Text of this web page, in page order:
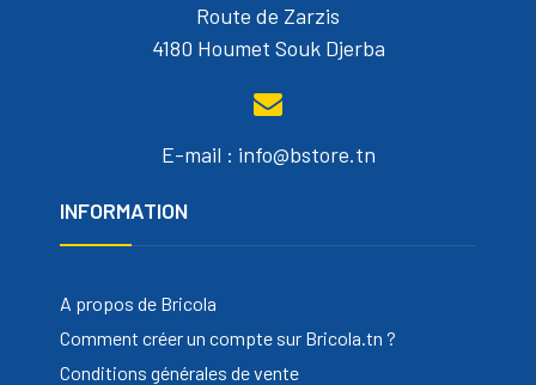
Route de Zarzis
4180 Houmet Souk Djerba
E-mail : info@bstore.tn
INFORMATION
A propos de Bricola
Comment créer un compte sur Bricola.tn ?
Conditions générales de vente